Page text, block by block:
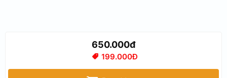
650.000đ
199.000Đ